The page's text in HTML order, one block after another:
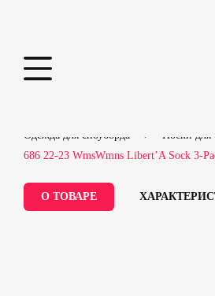
contentОдежда для сноуборда
Носки для
686 22-23 WmsWmns Libert’A Sock 3-
О ТОВАРЕ